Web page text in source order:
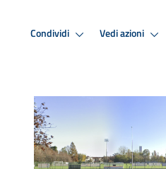
Condividi Vedi azioni